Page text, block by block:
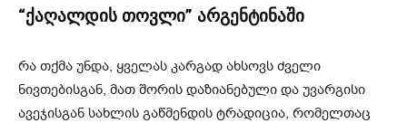
“ქაღალდის თოვლი” არგენტინაში
რა თქმა უნდა, ყველას კარგად ახსოვს ძველი
ნივთებისგან, მათ შორის დაზიანებული და უვარგისი
ავეჯისგან სახლის გაწმენდის ტრადიცია, რომელთაც